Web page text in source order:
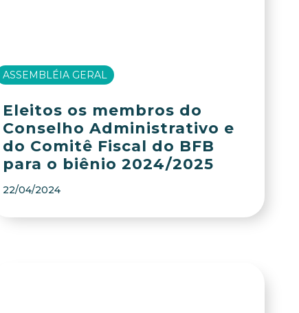
ASSEMBLÉIA GERAL
Eleitos os membros do
Conselho Administrativo e
do Comitê Fiscal do BFB
para o biênio 2024/2025
22/04/2024